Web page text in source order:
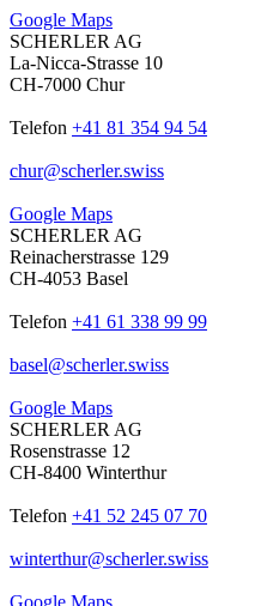
Google Maps
SCHERLER AG
La-Nicca-Strasse 10
CH-7000 Chur
Telefon +41 81 354 94 54
chur@scherler.swiss
Google Maps
SCHERLER AG
Reinacherstrasse 129
CH-4053 Basel
Telefon +41 61 338 99 99
basel@scherler.swiss
Google Maps
SCHERLER AG
Rosenstrasse 12
CH-8400 Winterthur
Telefon +41 52 245 07 70
winterthur@scherler.swiss
Google Maps